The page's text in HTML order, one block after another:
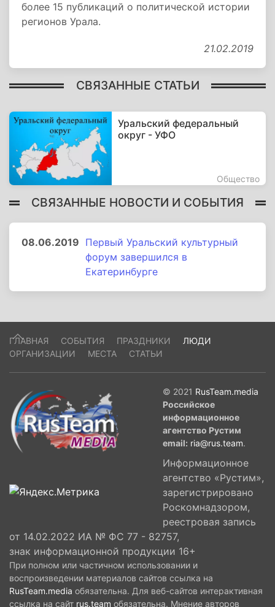
более 15 публикаций о политической истории
регионов Урала.
21.02.2019
СВЯЗАННЫЕ СТАТЬИ
Уральский федеральный
округ - УФО
Общество
СВЯЗАННЫЕ НОВОСТИ И СОБЫТИЯ
08.06.2019 Первый Уральский культурный
форум завершился в
Екатеринбурге
ГЛАВНАЯ СОБЫТИЯ ПРАЗДНИКИ
ЛЮДИ
ОРГАНИЗАЦИИ
МЕСТА СТАТЬИ
© 2021 RusTeam.media
Российское
информационное
агентство Рустим
email: ria@rus.team.
Информационное
агентство «Рустим»,
зарегистрировано
Роскомнадзором,
реестровая запись
от 14.02.2022 ИА № ФС 77 - 82757,
знак информационной продукции 16+
При полном или частичном использовании и
воспроизведении материалов сайтов ссылка на
RusTeam.media обязательна. Для веб-сайтов интерактивная
ссылка на сайт rus.team обязательна. Мнение авторов